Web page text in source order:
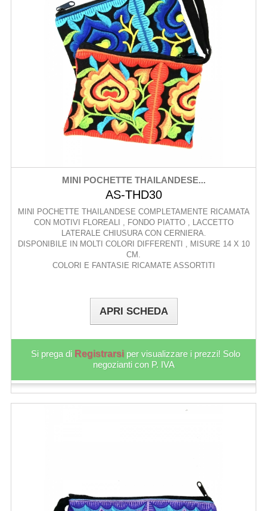
MINI POCHETTE THAILANDESE...
AS-THD30
MINI POCHETTE THAILANDESE COMPLETAMENTE RICAMATA
CON MOTIVI FLOREALI , FONDO PIATTO , LACCETTO
LATERALE CHIUSURA CON CERNIERA.
DISPONIBILE IN MOLTI COLORI DIFFERENTI , MISURE 14 X 10
CM.
COLORI E FANTASIE RICAMATE ASSORTITI
APRI SCHEDA
Si prega di Registrarsi per visualizzare i prezzi! Solo
negozianti con P. IVA